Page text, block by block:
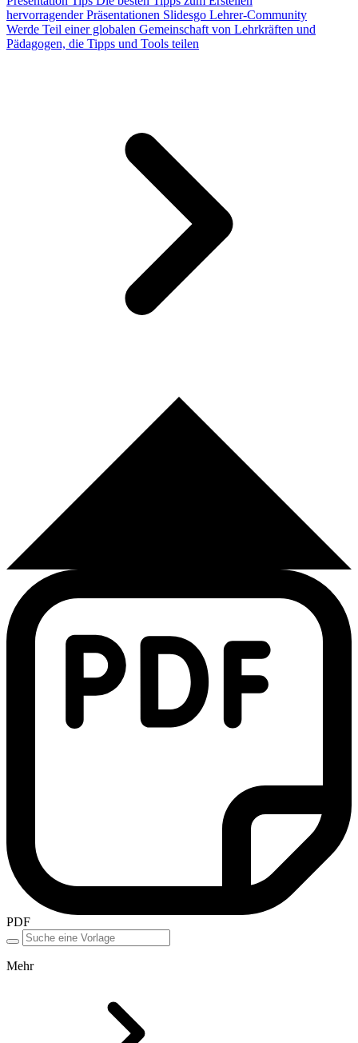
hervorragender Präsentationen Slidesgo Lehrer-Community
Werde Teil einer globalen Gemeinschaft von Lehrkräften und
Pädagogen, die Tipps und Tools teilen
PDF
Mehr